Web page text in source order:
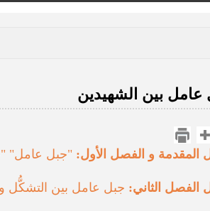
عامل بين الشهيدين
المقدمة و الفصل الأول: "جبل عامل"
الفصل الثاني: جبل عامل بين التشكُّل و